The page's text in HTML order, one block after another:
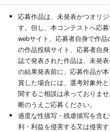
応募作品は、未発表かつオリ
す。但し、本コンテストへ応
webサイト、応募者自身で作
の作品投稿サイト、応募者自
誌で発表された作品は、未発
の結果発表前に、応募作品が
賞した場合には、選考対象外
関するご相談は承っておりま
断のうえご応募ください。
過度な性描写・残虐描写を含
利・利益を侵害する又は侵害